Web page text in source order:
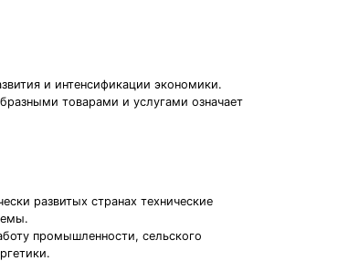
и интенсификации экономики.
товарами и услугами означает
развитых странах технические
промышленности, сельского